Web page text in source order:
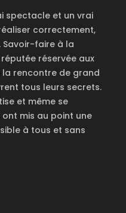
spectacle et un vrai
correctement,
Savoir-faire à la
réservée aux
la rencontre de grand
tous leurs secrets.
et même se
mis au point une
à tous et sans